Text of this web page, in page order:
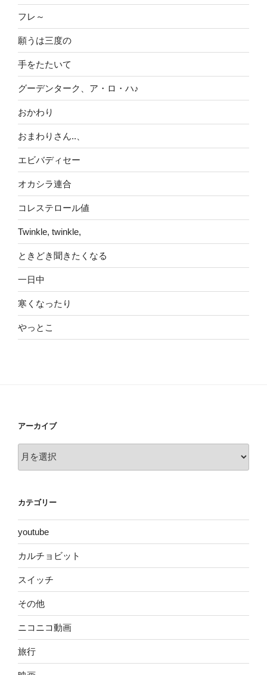
フレ～
願うは三度の
手をたたいて
グーデンターク、ア・ロ・ハ♪
おかわり
おまわりさん..、
エビバディセー
オカシラ連合
コレステロール値
Twinkle, twinkle,
ときどき聞きたくなる
一日中
寒くなったり
やっとこ
アーカイブ
ー
ブ
カテゴリー
youtube
カルチョビット
スイッチ
その他
ニコニコ動画
旅行